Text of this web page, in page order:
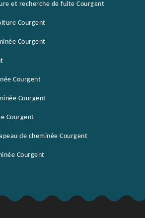
et recherche de fuite Courgent
Courgent
Courgent
Courgent
Courgent
Courgent
de cheminée Courgent
Courgent